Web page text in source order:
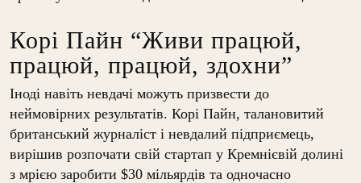
Корі Пайн “Живи працюй,
працюй, працюй, здохни”
Іноді навіть невдачі можуть призвести до
неймовірних результатів. Корі Пайн, талановитий
британський журналіст і невдалий підприємець,
вирішив розпочати свій стартап у Кремнієвій долині
з мрією заробити $30 мільярдів та одночасно